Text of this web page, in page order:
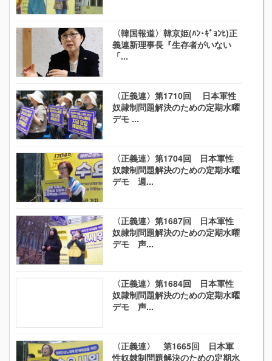
〈韓国報道〉韓京姫(ﾊﾝ･ｷﾞｮﾝﾋ)正
義連新理事長『生存者がいない
「...
〈正義連〉第1710回 日本軍性
奴隷制問題解決のための定期水曜
デモ ...
〈正義連〉第1704回 日本軍性
奴隷制問題解決のための定期水曜
デモ 週...
〈正義連〉第1687回 日本軍性
奴隷制問題解決のための定期水曜
デモ 声...
〈正義連〉第1684回 日本軍性
奴隷制問題解決のための定期水曜
デモ 声...
〈正義連〉 第1665回 日本軍
性奴隷制問題解決のための定期水